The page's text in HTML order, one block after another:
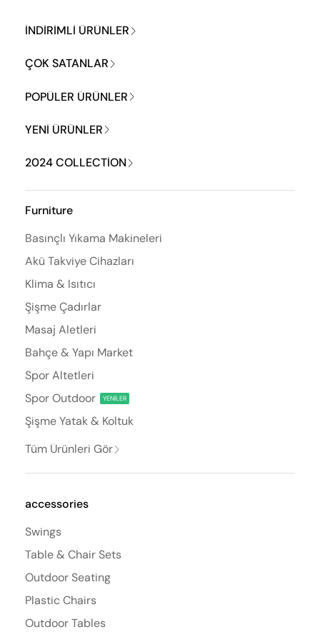
INDIRIMLI ÜRÜNLER
ÇOK SATANLAR
POPÜLER ÜRÜNLER
YENI ÜRÜNLER
2024 COLLECTION
Furniture
Basınçlı Yıkama Makineleri
Akü Takviye Cihazları
Klima & Isıtıcı
Şişme Çadırlar
Masaj Aletleri
Bahçe & Yapı Market
Spor Altetleri
Spor Outdoor
YENİLER
Şişme Yatak & Koltuk
Tüm Ürünleri Gör
accessories
Swings
Table & Chair Sets
Outdoor Seating
Plastic Chairs
Outdoor Tables